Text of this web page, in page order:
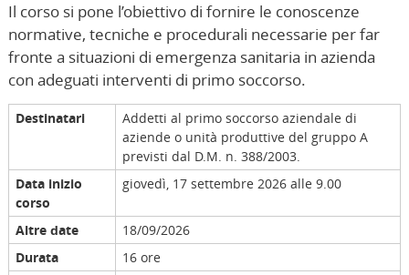
Il corso si pone l’obiettivo di fornire le conoscenze
normative, tecniche e procedurali necessarie per far
fronte a situazioni di emergenza sanitaria in azienda
con adeguati interventi di primo soccorso.
Destinatari
Addetti al primo soccorso aziendale di
aziende o unità produttive del gruppo A
previsti dal D.M. n. 388/2003.
Data inizio
corso
giovedì, 17 settembre 2026 alle 9.00
Altre date
18/09/2026
Durata
16 ore